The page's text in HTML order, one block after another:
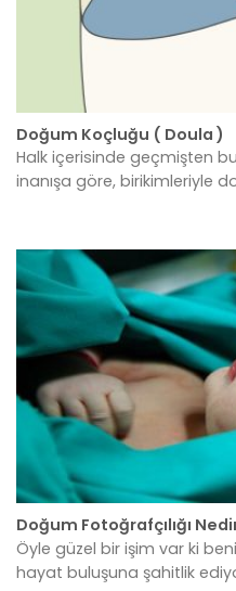
Doğum Koçluğu ( Doula )
Halk içerisinde geçmişten
inanışa göre, birikimleriyle
Doğum Fotoğrafçılığı
Öyle güzel bir işim var ki
hayat buluşuna şahitlik